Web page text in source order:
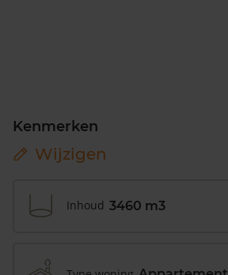
Kenmerken
Wijzigen
Inhoud 3460 m3